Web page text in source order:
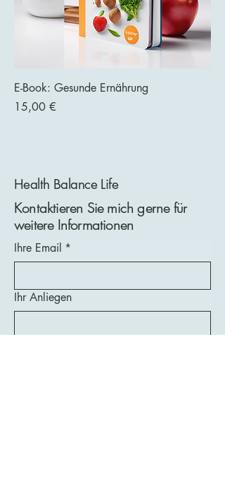
E-Book: Gesunde Ernährung
Preis
15,00 €
Health Balance Life
Kontaktieren Sie mich gerne für
weitere Informationen
Ihre Email *
Ihr Anliegen